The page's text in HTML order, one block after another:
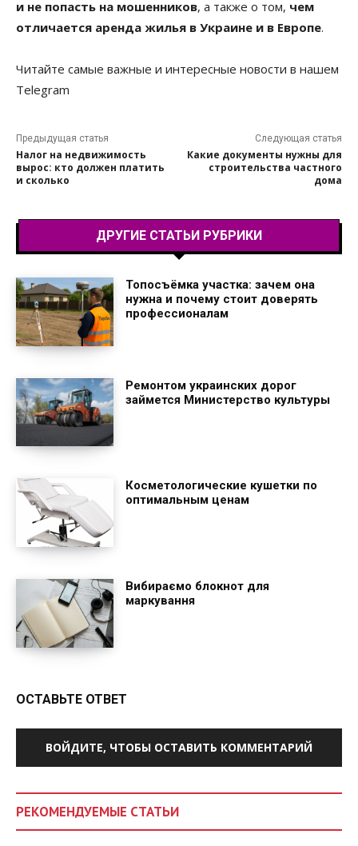
и не попасть на мошенников, а также о том, чем
отличается аренда жилья в Украине и в Европе.
Читайте самые важные и интересные новости в нашем
Telegram
Предыдущая статья
Налог на недвижимость
вырос: кто должен платить
и сколько
Следующая статья
Какие документы нужны для
строительства частного
дома
ДРУГИЕ СТАТЬИ РУБРИКИ
Топосъёмка участка: зачем она
нужна и почему стоит доверять
профессионалам
Ремонтом украинских дорог
займется Министерство культуры
Косметологические кушетки по
оптимальным ценам
Вибираємо блокнот для
маркування
ОСТАВЬТЕ ОТВЕТ
ВОЙДИТЕ, ЧТОБЫ ОСТАВИТЬ КОММЕНТАРИЙ
РЕКОМЕНДУЕМЫЕ СТАТЬИ